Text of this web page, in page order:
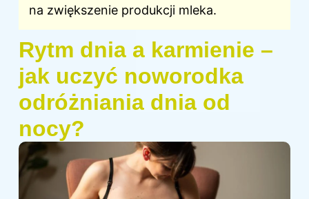
na zwiększenie produkcji mleka.
Rytm dnia a karmienie –
jak uczyć noworodka
odróżniania dnia od
nocy?